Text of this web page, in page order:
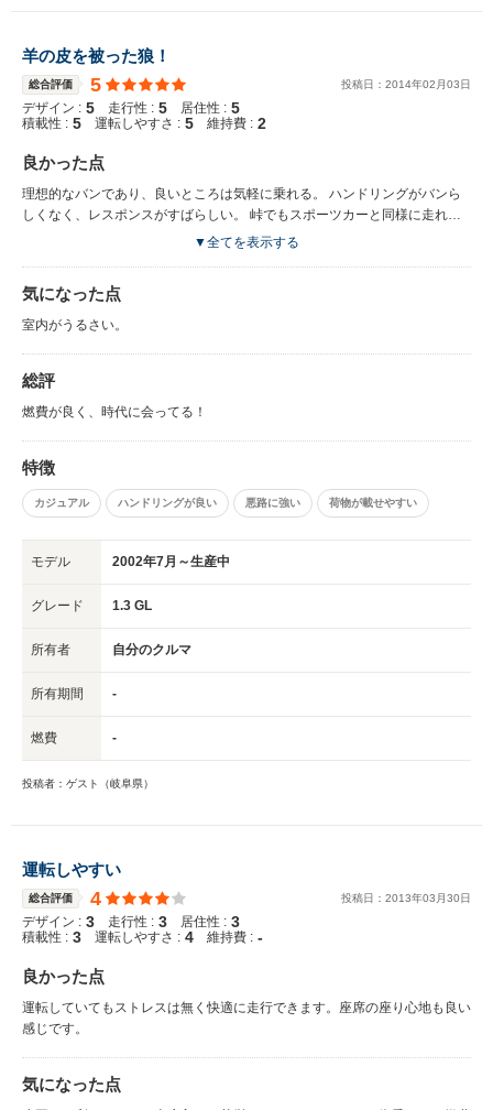
羊の皮を被った狼！
総合評価 5 投稿日： 2014年02 月03日
デザイン : 5 走行性 : 5 居住性 : 5
積載性 : 5 運転しやすさ : 5 維持費 : 2
良かった点
理想的なバンであり、良いところは気軽に乗れる。 ハンドリングがバンら
しくなく、レスポンスがすばらしい。 峠でもスポーツカーと同様に走れ
▼全てを表示する
気になった点
室内がうるさい。
総評
燃費が良く、時代に会ってる！
特徴
カジュアル ハンドリングが良い 悪路に強い 荷物が載せやすい
モデル 2002年7月～生産中
グレード 1.3 GL
所有者 自分のクルマ
所有期間 -
燃費 -
投稿者：ゲスト（岐阜県）
運転しやすい
総合評価 4 投稿日： 2013年03 月30日
デザイン : 3 走行性 : 3 居住性 : 3
積載性 : 3 運転しやすさ : 4 維持費 : -
良かった点
運転していてもストレスは無く快適に走行できます。座席の座り心地も良い
感じです。
気になった点